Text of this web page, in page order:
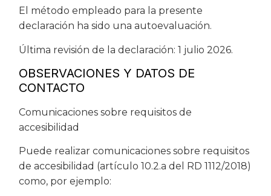
El método empleado para la presente
declaración ha sido una autoevaluación.
Última revisión de la declaración: 1 julio 2026.
OBSERVACIONES Y DATOS DE
CONTACTO
Comunicaciones sobre requisitos de
accesibilidad
Puede realizar comunicaciones sobre requisitos
de accesibilidad (artículo 10.2.a del RD 1112/2018)
como, por ejemplo: